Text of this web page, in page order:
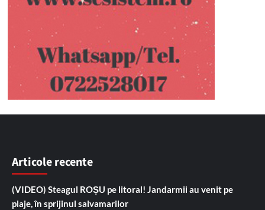
Articole recente
(VIDEO) Steagul ROȘU pe litoral! Jandarmii au venit pe
plaje, în sprijinul salvamarilor